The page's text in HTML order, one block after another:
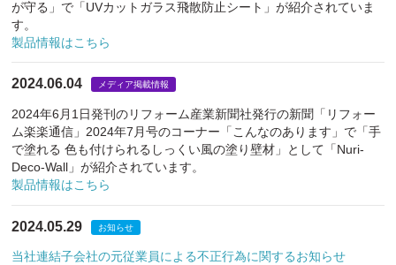
が守る」で「UVカットガラス飛散防止シート」が紹介されていま
す。
製品情報はこちら
2024.06.04 メディア掲載情報
2024年6月1日発刊のリフォーム産業新聞社発行の新聞「リフォー
ム楽楽通信」2024年7月号のコーナー「こんなのあります」で「手
で塗れる 色も付けられるしっくい風の塗り壁材」として「Nuri-
Deco-Wall」が紹介されています。
製品情報はこちら
2024.05.29 お知らせ
当社連結子会社の元従業員による不正行為に関するお知らせ